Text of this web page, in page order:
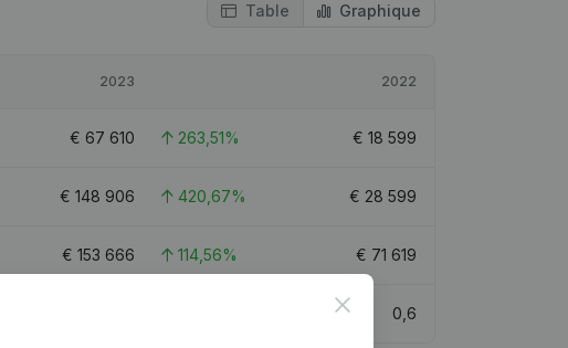
Table Graphique
2023 2022
€ 67 610 263,51% € 18 599
€ 148 906 420,67% € 28 599
€ 153 666 114,56% € 71 619
0,6
Close